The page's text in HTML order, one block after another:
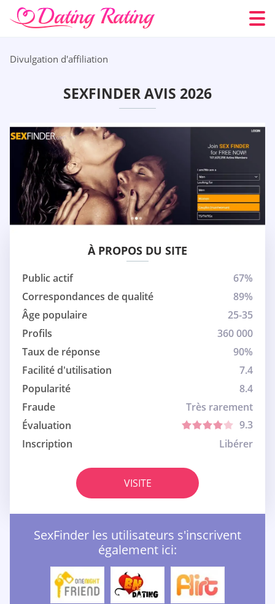
Divulgation d'affiliation
SEXFINDER AVIS 2026
À PROPOS DU SITE
Public actif
67%
Correspondances de qualité
89%
Âge populaire
25-35
Profils
360 000
Taux de réponse
90%
Facilité d'utilisation
7.4
Popularité
8.4
Fraude
Très rarement
Évaluation
9.3
Inscription
Libérer
VISITE
SexFinder les utilisateurs s'inscrivent
également ici: